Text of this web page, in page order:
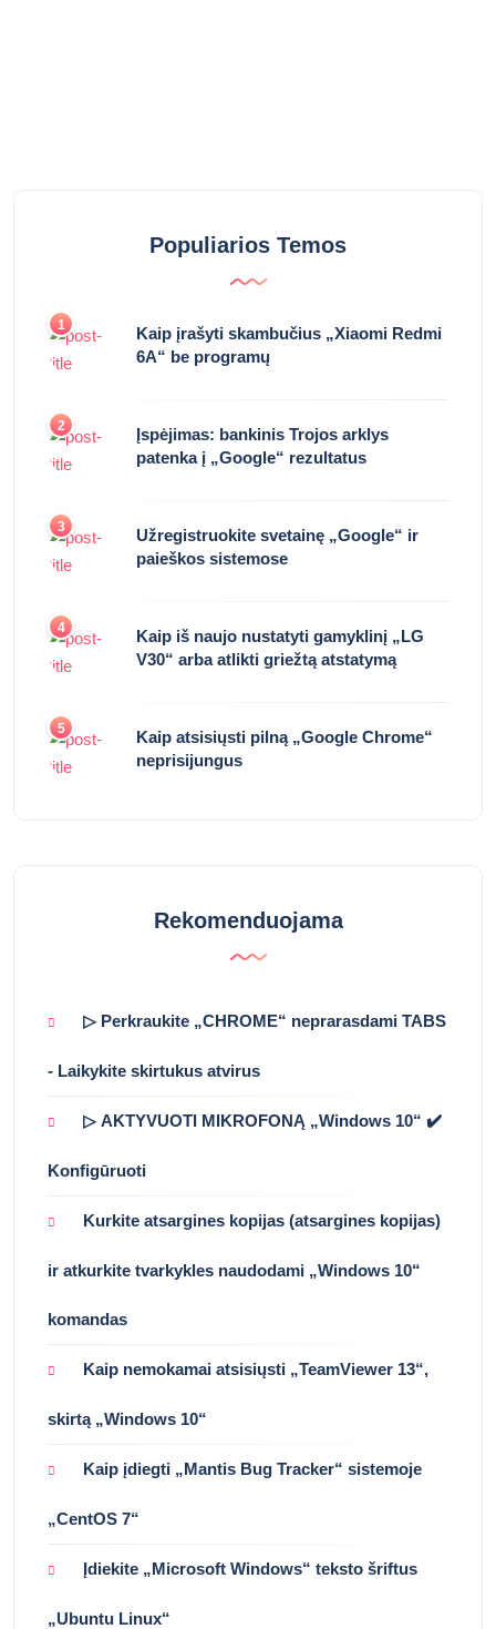
Populiarios Temos
1
Kaip įrašyti skambučius „Xiaomi Redmi
6A“ be programų
2
Įspėjimas: bankinis Trojos arklys
patenka į „Google“ rezultatus
3
Užregistruokite svetainę „Google“ ir
paieškos sistemose
4
Kaip iš naujo nustatyti gamyklinį „LG
V30“ arba atlikti griežtą atstatymą
5
Kaip atsisiųsti pilną „Google Chrome“
neprisijungus
Rekomenduojama
▷ Perkraukite „CHROME“ neprarasdami TABS
- Laikykite skirtukus atvirus
▷ AKTYVUOTI MIKROFONĄ „Windows 10“ ✔️
Konfigūruoti
Kurkite atsargines kopijas (atsargines kopijas)
ir atkurkite tvarkykles naudodami „Windows 10“
komandas
Kaip nemokamai atsisiųsti „TeamViewer 13“,
skirtą „Windows 10“
Kaip įdiegti „Mantis Bug Tracker“ sistemoje
„CentOS 7“
Įdiekite „Microsoft Windows“ teksto šriftus
„Ubuntu Linux“